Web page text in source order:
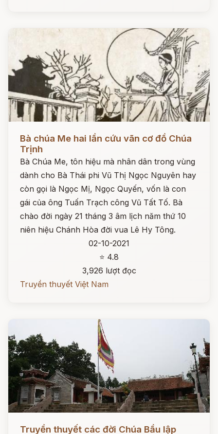
Bà chúa Me hai lần cứu vãn cơ đồ Chúa
Trịnh
Bà Chúa Me, tôn hiệu mà nhân dân trong vùng
dành cho Bà Thái phi Vũ Thị Ngọc Nguyên hay
còn gọi là Ngọc Mị, Ngọc Quyến, vốn là con
gái của ông Tuấn Trạch công Vũ Tất Tố. Bà
chào đời ngày 21 tháng 3 âm lịch năm thứ 10
niên hiệu Chánh Hòa đời vua Lê Hy Tông.
02-10-2021
⭐ 4.8
3,926 lượt đọc
Truyền thuyết Việt Nam
Đọc ngay
Truyền thuyết các đời Chúa Bầu lập